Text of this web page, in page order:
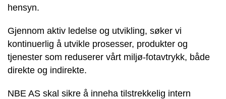
hensyn.
Gjennom aktiv ledelse og utvikling, søker vi
kontinuerlig å utvikle prosesser, produkter og
tjenester som reduserer vårt miljø-fotavtrykk, både
direkte og indirekte.
NBE AS skal sikre å inneha tilstrekkelig intern